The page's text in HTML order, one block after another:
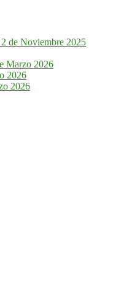
de Noviembre 2025
Marzo 2026
2026
2026